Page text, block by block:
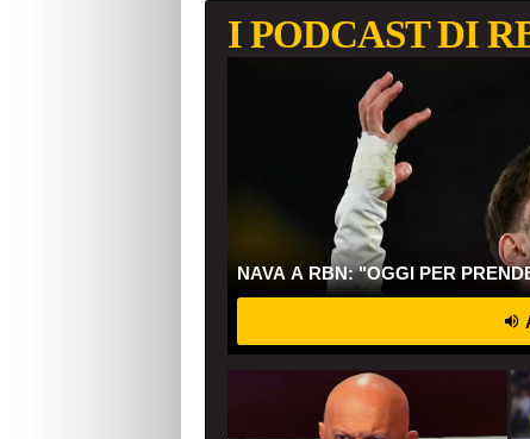
I PODCAST DI
NAVA A RBN: "OGGI PER